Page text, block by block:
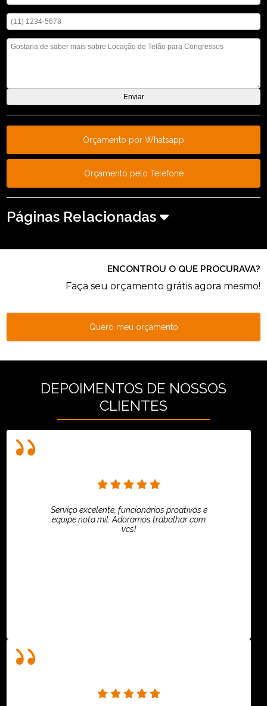
Orçamento por Whatsapp
Orçamento pelo Telefone
Páginas Relacionadas
ENCONTROU O QUE PROCURAVA?
Faça seu orçamento grátis agora mesmo!
Quero meu orçamento
DEPOIMENTOS DE NOSSOS
CLIENTES
Serviço excelente, funcionários proativos e
equipe nota mil. Adoramos trabalhar com
vcs!